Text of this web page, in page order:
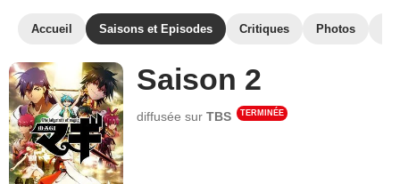
Accueil Saisons et Episodes Critiques Photos
Saison 2
diffusée surTBS TERMINÉE